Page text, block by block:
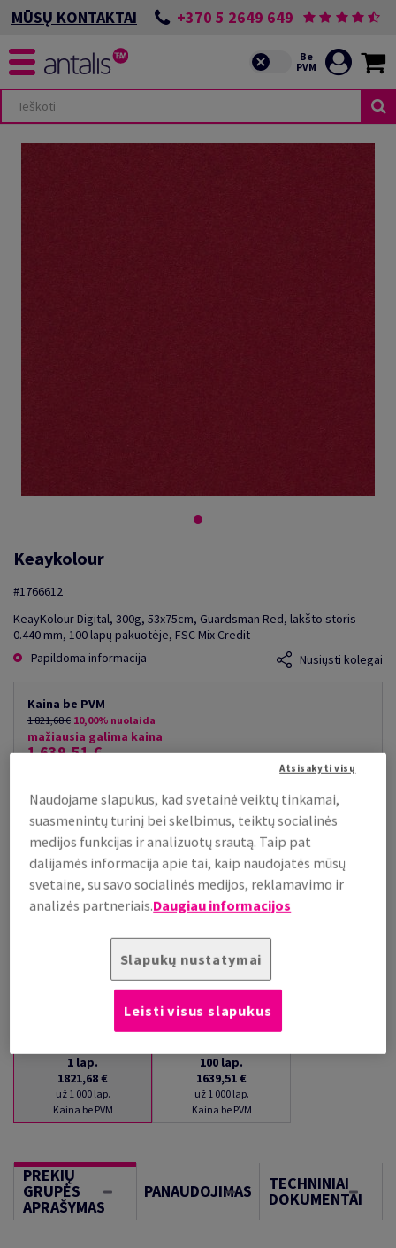
MŪSŲ KONTAKTAI +370 5 2649 649
Keaykolour
#1766612
KeayKolour Digital, 300g, 53x75cm, Guardsman Red, lakšto storis
0.440 mm, 100 lapų pakuotėje, FSC Mix Credit
Papildoma informacija
Nusiųsti kolegai
Kaina be PVM
1 821,68 € 10,00% nuolaida
mažiausia galima kaina
1 639,51 €
PRISTATYMAS APYTIKSLIAI PER 16 DIENAS (-Ų)
(NEGRĄŽINAMA PREKĖ)
Kiekių palyginimas
lap.
1 lap.
1821,68 €
už 1 000 lap.
Kaina be PVM
100 lap.
1639,51 €
už 1 000 lap.
Kaina be PVM
PREKIŲ
GRUPĖS
APRAŠYMAS
PANAUDOJIMAS TECHNINIAI
DOKUMENTAI
Naudojame slapukus, kad svetainė veiktų tinkamai,
suasmenintų turinį bei skelbimus, teiktų socialinės
medijos funkcijas ir analizuotų srautą. Taip pat
dalijamės informacija apie tai, kaip naudojatės mūsų
svetaine, su savo socialinės medijos, reklamavimo ir
analizės partneriais.Daugiau informacijos
Slapukų nustatymai
Atsisakyti visų
Leisti visus slapukus